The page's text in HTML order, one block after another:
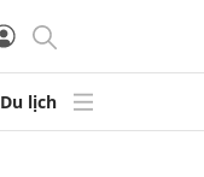
Du lịch